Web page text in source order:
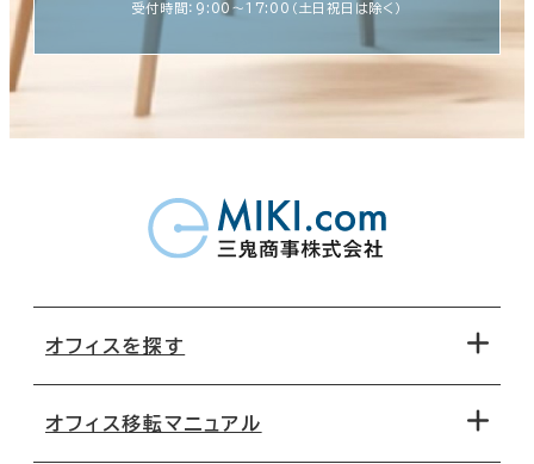
受付時間：9:00〜17:00（土日祝日は除く）
オフィスを探す
オフィス移転マニュアル